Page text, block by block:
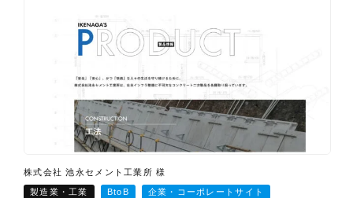
株式会社 池永セメント工業所 様
製造業・工業 BtoB 企業・コーポレートサイト